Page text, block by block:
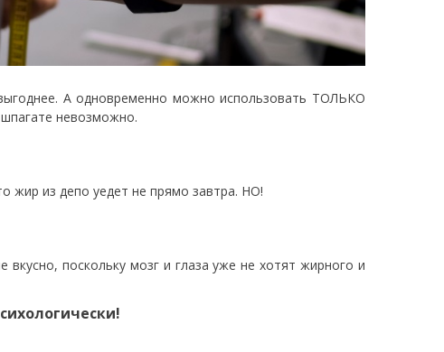
А одновременно можно использовать ТОЛЬКО
невозможно.
жир из депо уедет не прямо завтра. НО!
поскольку мозг и глаза уже не хотят жирного и